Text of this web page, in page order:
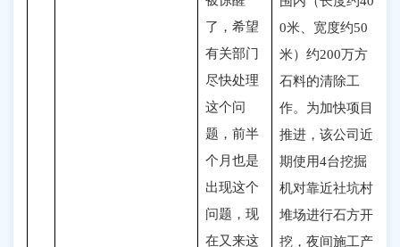
了，希望
有关部门
尽快处理
这个问
题，前半
个月也是
出现这个
问题，现
在又来这
0米、宽度约50
米）约200万方
石料的清除工
作。 为加快项目
推进，该公司近
期使用4台挖掘
机对靠近社坑村
堆场进行石方开
挖，夜间施工产